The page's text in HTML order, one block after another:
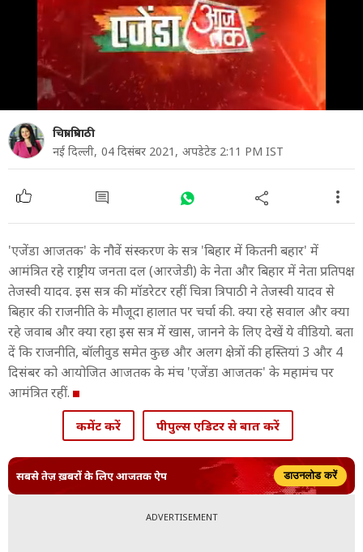
seconds
चित्रा त्रिपाठी
नई दिल्ली, 04 दिसंबर 2021, अपडेटेड 2:11 PM IST
'एजेंडा आजतक' के नौवें संस्करण के सत्र 'ब‍िहार में कितनी बहार' में
आमंत्र‍ित रहे राष्ट्रीय जनता दल (आरजेडी) के नेता और ब‍िहार में नेता प्रत‍िपक्ष
तेजस्वी यादव. इस सत्र की मॉडरेटर रहीं चित्रा त्रिपाठी ने तेजस्वी यादव से
ब‍िहार की राजनीत‍ि के मौजूदा हालात पर चर्चा की. क्या रहे सवाल और क्या
रहे जवाब और क्या रहा इस सत्र में खास, जानने के ल‍िए देखें ये वीड‍ियो. बता
दें क‍ि राजनीत‍ि, बॉलीवुड समेत कुछ और अलग क्षेत्रों की हस्त‍ियां 3 और 4
दिसंबर को आयोजित आजतक के मंच 'एजेंडा आजतक' के महामंच पर
आमंत्र‍ित रहीं.
कमेंट करें पीपुल्स एडिटर से बात करें
सबसे तेज़ ख़बरों के लिए आजतक ऐप डाउनलोड करें
ADVERTISEMENT